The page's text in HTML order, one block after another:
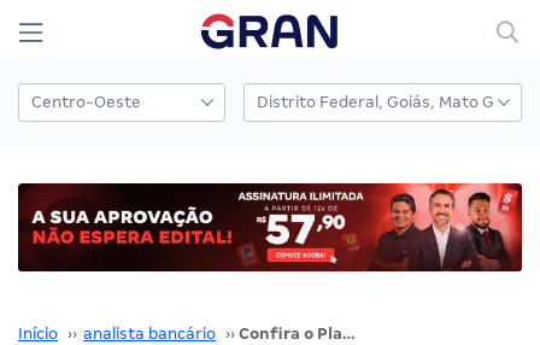
Início ›› analista bancário ›› Confira o Plano Usain Bolt para 1ª fase OAB e otimize seus estudos!